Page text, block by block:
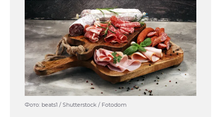
Фото: beats1 / Shutterstock / Fotodom